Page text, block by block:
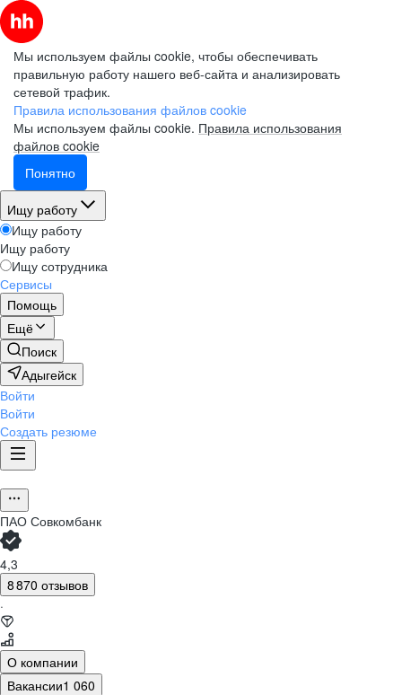
Мы используем файлы cookie, чтобы обеспечивать
правильную работу нашего веб-сайта и анализировать
сетевой трафик.
Правила использования файлов cookie
Мы используем файлы cookie. Правила использования
файлов cookie
Понятно
Ищу работу
Ищу работу
Ищу работу
Ищу сотрудника
Сервисы
Помощь
Ещё
Поиск
Адыгейск
Войти
Войти
Создать резюме
ПАО Совкомбанк
4,3
8 870 отзывов
·
О компании
Вакансии1 060